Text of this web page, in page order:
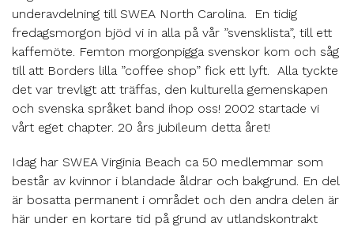
underavdelning till SWEA North Carolina. En tidig
fredagsmorgon bjöd vi in alla på vår ”svensklista”, till ett
kaffemöte. Femton morgonpigga svenskor kom och såg
till att Borders lilla ”coffee shop” fick ett lyft. Alla tyckte
det var trevligt att träffas, den kulturella gemenskapen
och svenska språket band ihop oss! 2002 startade vi
vårt eget chapter. 20 års jubileum detta året!
Idag har SWEA Virginia Beach ca 50 medlemmar som
består av kvinnor i blandade åldrar och bakgrund. En del
är bosatta permanent i området och den andra delen är
här under en kortare tid på grund av utlandskontrakt